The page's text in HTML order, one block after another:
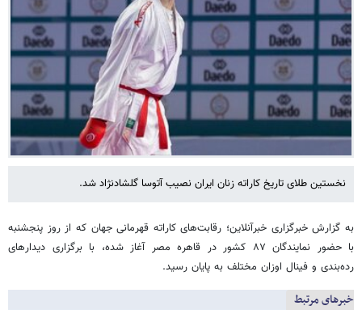
نخستین طلای تاریخ کاراته زنان ایران نصیب آتوسا گلشادنژاد شد.
به گزارش خبرگزاری خبرآنلاین؛ رقابت‌های کاراته قهرمانی جهان که از روز پنجشنبه
با حضور نمایندگان ۸۷ کشور در قاهره مصر آغاز شده، با برگزاری دیدارهای
رده‌بندی و فینال اوزان مختلف به پایان رسید.
خبرهای مرتبط